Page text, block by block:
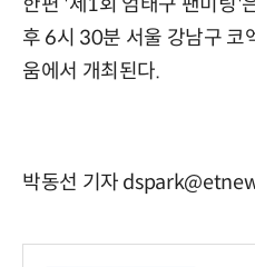
후 6시 30분 서울 강남구 코
움에서 개최된다.
박동선 기자